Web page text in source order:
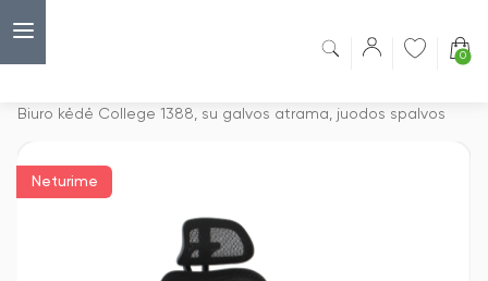
0
Biuro kėdė College 1388, su galvos atrama, juodos spalvos
Neturime